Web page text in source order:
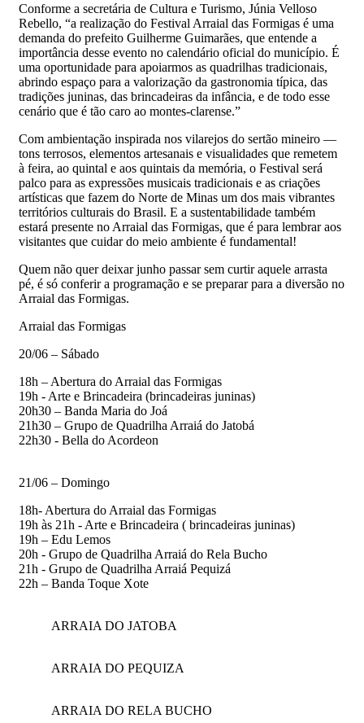
Conforme a secretária de Cultura e Turismo, Júnia Velloso
Rebello, “a realização do Festival Arraial das Formigas é uma
demanda do prefeito Guilherme Guimarães, que entende a
importância desse evento no calendário oficial do município. É
uma oportunidade para apoiarmos as quadrilhas tradicionais,
abrindo espaço para a valorização da gastronomia típica, das
tradições juninas, das brincadeiras da infância, e de todo esse
cenário que é tão caro ao montes-clarense.”
Com ambientação inspirada nos vilarejos do sertão mineiro —
tons terrosos, elementos artesanais e visualidades que remetem
à feira, ao quintal e aos quintais da memória, o Festival será
palco para as expressões musicais tradicionais e as criações
artísticas que fazem do Norte de Minas um dos mais vibrantes
territórios culturais do Brasil. E a sustentabilidade também
estará presente no Arraial das Formigas, que é para lembrar aos
visitantes que cuidar do meio ambiente é fundamental!
Quem não quer deixar junho passar sem curtir aquele arrasta
pé, é só conferir a programação e se preparar para a diversão no
Arraial das Formigas.
Arraial das Formigas
20/06 – Sábado
18h – Abertura do Arraial das Formigas
19h - Arte e Brincadeira (brincadeiras juninas)
20h30 – Banda Maria do Joá
21h30 – Grupo de Quadrilha Arraiá do Jatobá
22h30 - Bella do Acordeon
21/06 – Domingo
18h- Abertura do Arraial das Formigas
19h às 21h - Arte e Brincadeira ( brincadeiras juninas)
19h – Edu Lemos
20h - Grupo de Quadrilha Arraiá do Rela Bucho
21h - Grupo de Quadrilha Arraiá Pequizá
22h – Banda Toque Xote
ARRAIA DO JATOBA
ARRAIA DO PEQUIZA
ARRAIA DO RELA BUCHO